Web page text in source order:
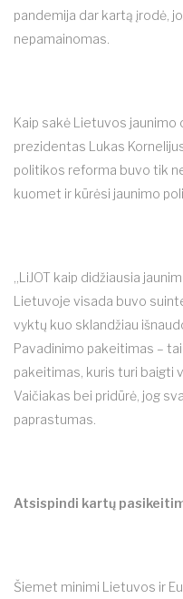
pandemija dar kartą įrodė,
nepamainomas.
Kaip sakė Lietuvos jaunimo
prezidentas Lukas
politikos reforma buvo tik
kuomet ir kūrėsi jaunimo
„LiJOT kaip didžiausia
Lietuvoje visada buvo
vyktų kuo sklandžiau
Pavadinimo pakeitimas –
pakeitimas, kuris turi baigti
Vaičiakas bei pridūrė, jog
paprastumas.
Atsispindi kartų
Šiemet minimi Lietuvos ir